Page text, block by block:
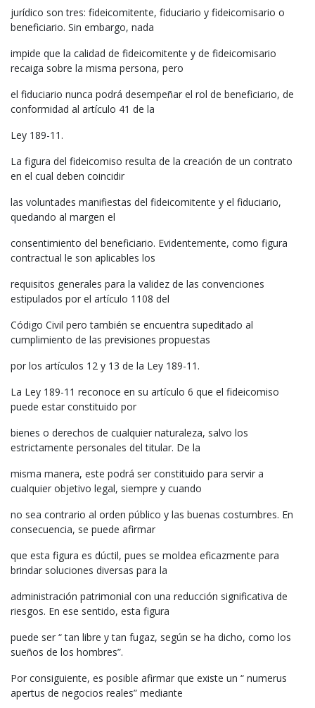
jurídico son tres: fideicomitente, fiduciario y fideicomisario o
beneficiario. Sin embargo, nada
impide que la calidad de fideicomitente y de fideicomisario
recaiga sobre la misma persona, pero
el fiduciario nunca podrá desempeñar el rol de beneficiario, de
conformidad al artículo 41 de la
Ley 189-11.
La figura del fideicomiso resulta de la creación de un contrato
en el cual deben coincidir
las voluntades manifiestas del fideicomitente y el fiduciario,
quedando al margen el
consentimiento del beneficiario. Evidentemente, como figura
contractual le son aplicables los
requisitos generales para la validez de las convenciones
estipulados por el artículo 1108 del
Código Civil pero también se encuentra supeditado al
cumplimiento de las previsiones propuestas
por los artículos 12 y 13 de la Ley 189-11.
La Ley 189-11 reconoce en su artículo 6 que el fideicomiso
puede estar constituido por
bienes o derechos de cualquier naturaleza, salvo los
estrictamente personales del titular. De la
misma manera, este podrá ser constituido para servir a
cualquier objetivo legal, siempre y cuando
no sea contrario al orden público y las buenas costumbres. En
consecuencia, se puede afirmar
que esta figura es dúctil, pues se moldea eficazmente para
brindar soluciones diversas para la
administración patrimonial con una reducción significativa de
riesgos. En ese sentido, esta figura
puede ser “ tan libre y tan fugaz, según se ha dicho, como los
sueños de los hombres”.
Por consiguiente, es posible afirmar que existe un “ numerus
apertus de negocios reales” mediante